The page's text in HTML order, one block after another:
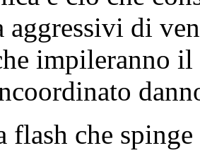
aggressivi di
impileranno il
flash che